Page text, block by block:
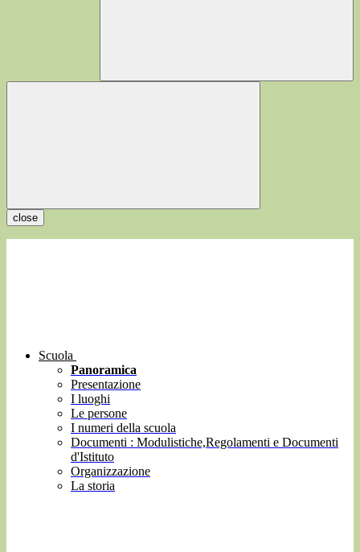
close
Scuola
Panoramica
Presentazione
I luoghi
Le persone
I numeri della scuola
Documenti : Modulistiche,Regolamenti e Documenti
d'Istituto
Organizzazione
La storia